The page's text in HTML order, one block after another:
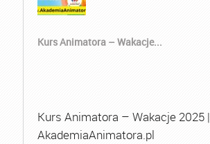
Kurs Animatora – Wakacje...
Kurs Animatora – Wakacje 2025 |
AkademiaAnimatora.pl